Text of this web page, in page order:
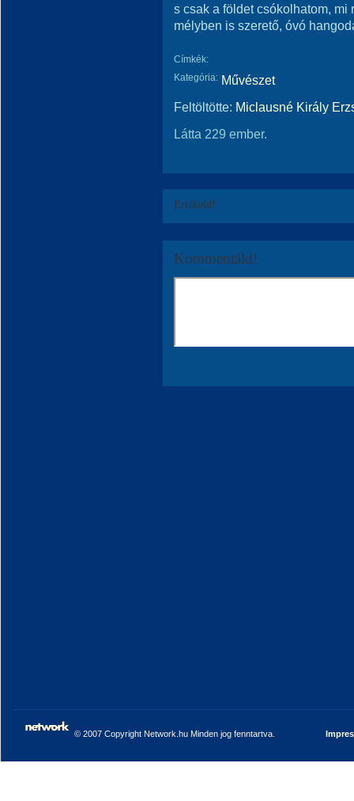
s csak a földet csókolhatom, mi
mélyben is szerető, óvó
Címkék:
Kategória: Művészet
Feltöltötte: Miclausné Király
Látta 229 ember.
Értékeld!
Kommentáld!
© 2007 Copyright Network.hu Minden jog fenntartva.